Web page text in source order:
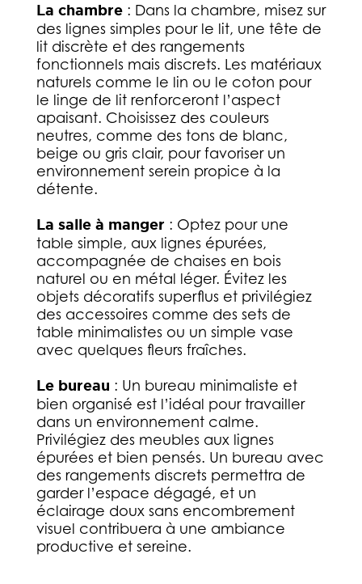
La chambre: Dans la chambre, misez sur
des lignes simples pour le lit, une tête de
lit discrète et des rangements
fonctionnels mais discrets. Les matériaux
naturels comme le lin ou le coton pour
le linge de lit renforceront l’aspect
apaisant. Choisissez des couleurs
neutres, comme des tons de blanc,
beige ou gris clair, pour favoriser un
environnement serein propice à la
détente.
La salle à manger : Optez pour une
table simple, aux lignes épurées,
accompagnée de chaises en bois
naturel ou en métal léger. Évitez les
objets décoratifs superflus et privilégiez
des accessoires comme des sets de
table minimalistes ou un simple vase
avec quelques fleurs fraîches.
Le bureau : Un bureau minimaliste et
bien organisé est l’idéal pour travailler
dans un environnement calme.
Privilégiez des meubles aux lignes
épurées et bien pensés. Un bureau avec
des rangements discrets permettra de
garder l’espace dégagé, et un
éclairage doux sans encombrement
visuel contribuera à une ambiance
productive et sereine.